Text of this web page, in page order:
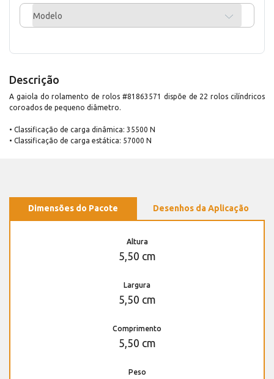
Modelo
Descrição
A gaiola do rolamento de rolos #81863571 dispõe de 22 rolos cilíndricos
coroados de pequeno diâmetro.
• Classificação de carga dinâmica: 35500 N
• Classificação de carga estática: 57000 N
Dimensões do Pacote Desenhos da Aplicação
Altura
5,50 cm
Largura
5,50 cm
Comprimento
5,50 cm
Peso